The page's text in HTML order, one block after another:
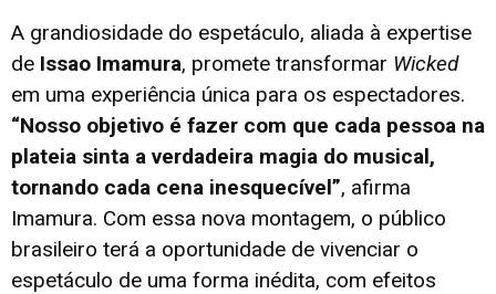
A grandiosidade do espetáculo, aliada à expertise
de Issao Imamura, promete transformar Wicked
em uma experiência única para os espectadores.
“Nosso objetivo é fazer com que cada pessoa na
plateia sinta a verdadeira magia do musical,
tornando cada cena inesquecível”, afirma
Imamura. Com essa nova montagem, o público
brasileiro terá a oportunidade de vivenciar o
espetáculo de uma forma inédita, com efeitos